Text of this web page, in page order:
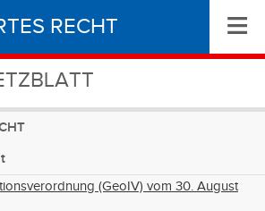
RECHT ≡
(GeoIV) vom 30. August